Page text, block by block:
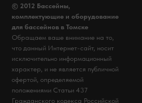
© 2012 Бассейны,
комплектующие и оборудование
для бассейнов в Томске
Обращаем ваше внимание на то,
что данный Интернет-сайт, носит
исключительно информационный
характер, и не является публичной
офертой, определяемой
положениями Статьи 437
Гражданского кодекса Российской